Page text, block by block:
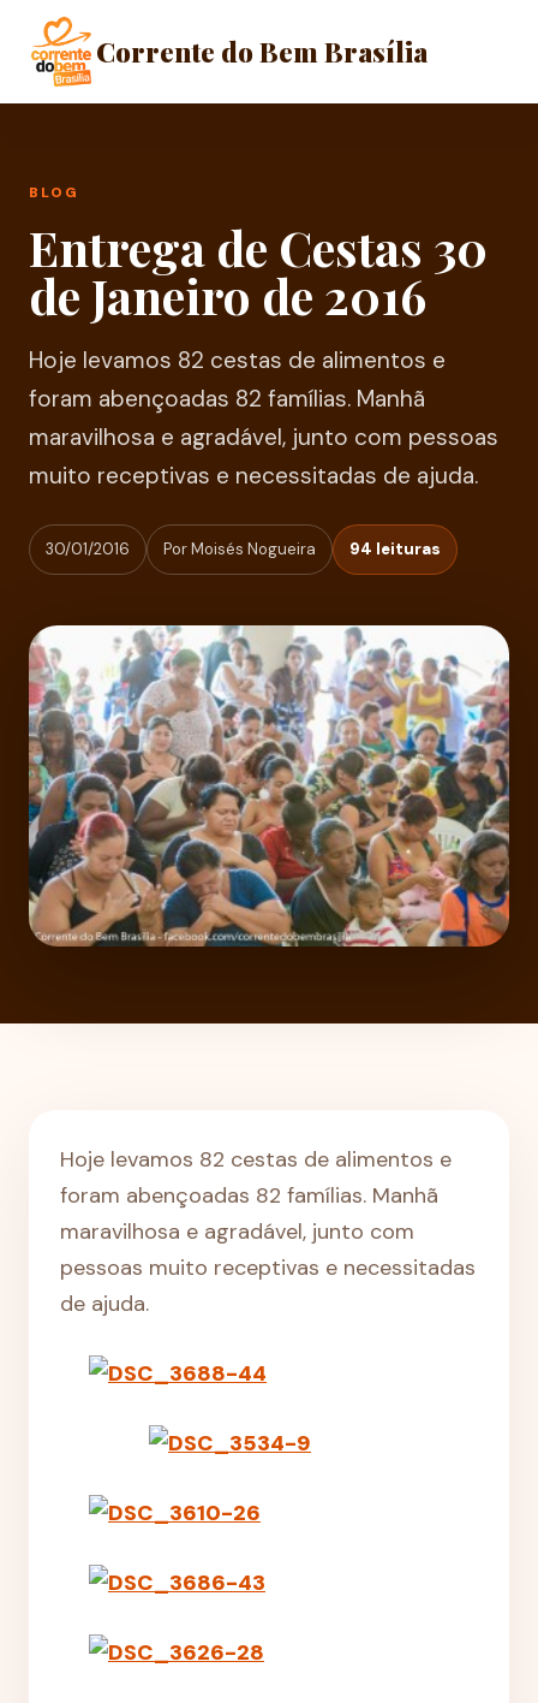
Corrente do Bem Brasília
BLOG
Entrega de Cestas 30
de Janeiro de 2016
Hoje levamos 82 cestas de alimentos e
foram abençoadas 82 famílias. Manhã
maravilhosa e agradável, junto com pessoas
muito receptivas e necessitadas de ajuda.
30/01/2016 Por Moisés Nogueira 94 leituras
Hoje levamos 82 cestas de alimentos e
foram abençoadas 82 famílias. Manhã
maravilhosa e agradável, junto com
pessoas muito receptivas e necessitadas
de ajuda.